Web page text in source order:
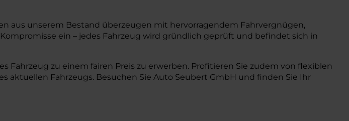
aus unserem Bestand überzeugen mit hervorragendem Fahrvergnügen,
ein – jedes Fahrzeug wird gründlich geprüft und befindet sich in
zu einem fairen Preis zu erwerben. Profitieren Sie zudem von flexiblen
aktuellen Fahrzeugs. Besuchen Sie Auto Seubert GmbH und finden Sie Ihr